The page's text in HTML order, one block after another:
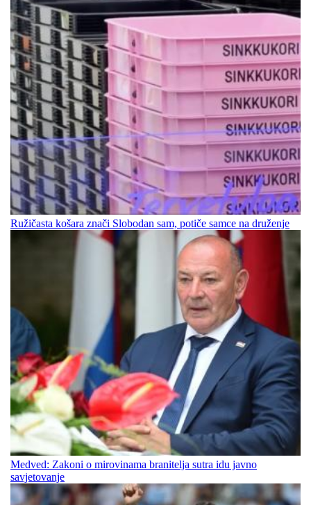
Ružičasta košara znači Slobodan sam, potiče samce na druženje
Medved: Zakoni o mirovinama branitelja sutra idu javno
savjetovanje